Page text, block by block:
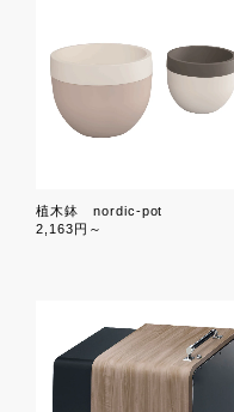
植木鉢 nordic-pot
2,163円～